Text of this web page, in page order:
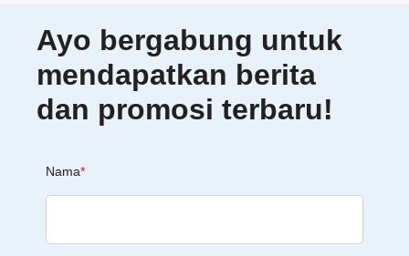
Ayo bergabung untuk
mendapatkan berita
dan promosi terbaru!
Nama*